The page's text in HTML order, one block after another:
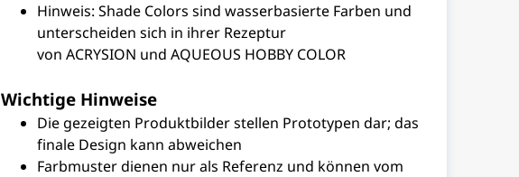
Hinweis: Shade Colors sind wasserbasierte Farben und
unterscheiden sich in ihrer Rezeptur
von ACRYSION und AQUEOUS HOBBY COLOR
Wichtige Hinweise
Die gezeigten Produktbilder stellen Prototypen dar; das
finale Design kann abweichen
Farbmuster dienen nur als Referenz und können vom